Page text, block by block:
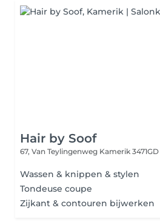
Hair by Soof
67, Van Teylingenweg Kamerik 3471GD
Wassen & knippen & stylen
Tondeuse coupe
Zijkant & contouren bijwerken